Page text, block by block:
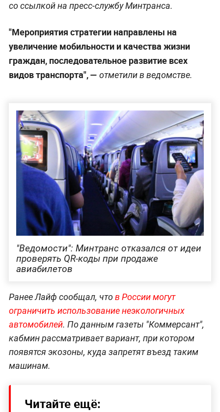
со ссылкой на пресс-службу Минтранса.
"Мероприятия стратегии направлены на
увеличение мобильности и качества жизни
граждан, последовательное развитие всех
видов транспорта", — отметили в ведомстве.
"Ведомости": Минтранс отказался от идеи
проверять QR-коды при продаже
авиабилетов
Ранее Лайф сообщал, чтов России могут
ограничить использование неэкологичных
автомобилей. По данным газеты "Коммерсант",
кабмин рассматривает вариант, при котором
появятся экозоны, куда запретят въезд таким
машинам.
Читайте ещё: